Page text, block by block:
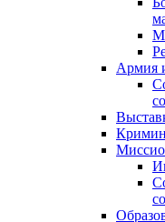
Армия